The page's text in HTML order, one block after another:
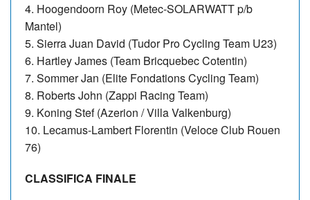
4. Hoogendoorn Roy (Metec-SOLARWATT p/b
Mantel)
5. Sierra Juan David (Tudor Pro Cycling Team U23)
6. Hartley James (Team Bricquebec Cotentin)
7. Sommer Jan (Elite Fondations Cycling Team)
8. Roberts John (Zappi Racing Team)
9. Koning Stef (Azerion / Villa Valkenburg)
10. Lecamus-Lambert Florentin (Veloce Club Rouen
76)
CLASSIFICA FINALE